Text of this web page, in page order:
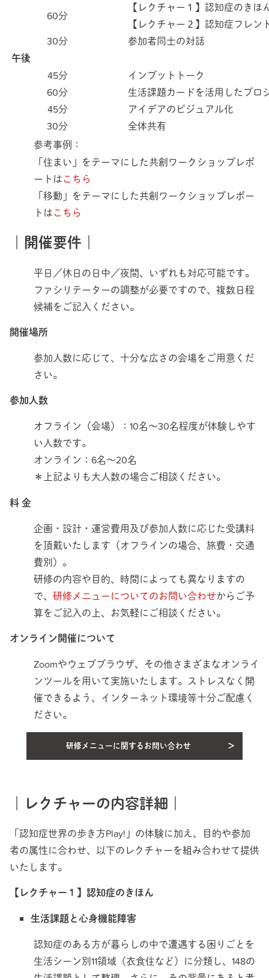
60分
【レクチャー１】認知症のきほ
【レクチャー２】認知症フレン
30分
参加者同士の対話
午後
45分
インプットトーク
60分
生活課題カードを活用したプロ
45分
アイデアのビジュアル化
30分
全体共有
参考事例：
「住まい」をテーマにした共創ワークショップレポ
ートはこちら
「移動」をテーマにした共創ワークショップレポー
トはこちら
｜開催要件｜
平日／休日の日中／夜間、いずれも対応可能です。
ファシリテーターの調整が必要ですので、複数日程
候補をご記入ください。
開催場所
参加人数に応じて、十分な広さの会場をご用意くだ
さい。
参加人数
オフライン（会場）：10名〜30名程度が体験しやす
い人数です。
オンライン：6名〜20名
＊上記よりも大人数の場合ご相談ください。
料 金
企画・設計・運営費用及び参加人数に応じた受講料
を頂戴いたします（オフラインの場合、旅費・交通
費別）。
研修の内容や目的、時間によっても異なりますの
で、 研修メニューについてのお問い合わせからご予
算をご記入の上、お気軽にご相談ください。
オンライン開催について
Zoomやウェブブラウザ、その他さまざまなオンライ
ンツールを用いて実施いたします。ストレスなく開
催できるよう、インターネット環境等十分ご配慮く
ださい。
研修メニューに関するお問い合わせ
｜レクチャーの内容詳細｜
「認知症世界の歩き方Play!」の体験に加え、目的や参加
者の属性に合わせ、以下のレクチャーを組み合わせて提供
いたします。
【レクチャー１】認知症のきほん
生活課題と心身機能障害
認知症のある方が暮らしの中で遭遇する困りごとを
生活シーン別11領域（衣食住など）に分類し、148の